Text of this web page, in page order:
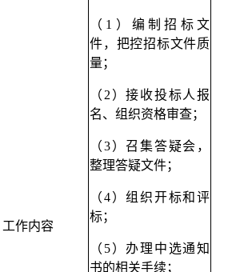
工作内容
（ 1）编制招标文
件，把控招标文件质
量；
（ 2）接收投标人报
名、组织资格审查；
（3）召集答疑会，
整理答疑文件；
（4）组织开标和评
标；
（ 5）办理中选通知
书的相关手续；